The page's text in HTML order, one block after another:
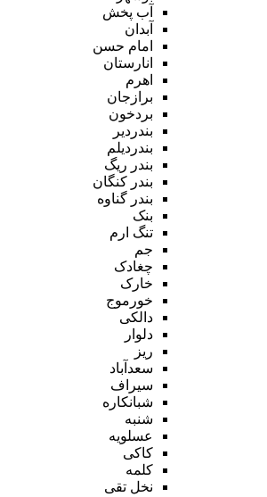
آب پخش
آبدان
امام حسن
انارستان
اهرم
برازجان
بردخون
بندردیر
بندردیلم
بندر ریگ
بندر کنگان
بندر گناوه
بنک
تنگ ارم
جم
چغادک
خارک
خورموج
دالکی
دلوار
ریز
سعدآباد
سیراف
شبانکاره
شنبه
عسلویه
کاکی
کلمه
نخل تقی